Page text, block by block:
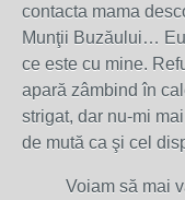
contacta mama
Munţii Buzăului…
ce este cu mine.
apară zâmbind în
strigat, dar nu-mi
de mută ca şi cel
Voiam să mai